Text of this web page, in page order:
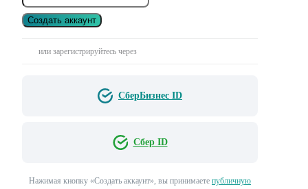
Создать аккаунт
или зарегистрируйтесь через
СберБизнес ID
Сбер ID
Нажимая кнопку «Создать аккаунт», вы принимаете публичную